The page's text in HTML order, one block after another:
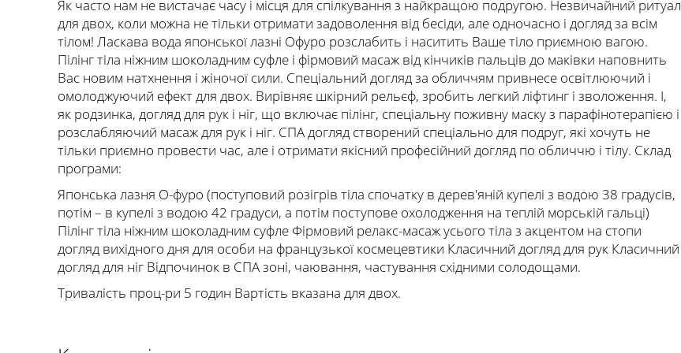
Як часто нам не вистачає часу і місця для спілкування з найкращою подругою. Незвичайний ритуал
для двох, коли можна не тільки отримати задоволення від бесіди, але одночасно і догляд за всім
тілом! Ласкава вода японської лазні Офуро розслабить і наситить Ваше тіло приємною вагою.
Пілінг тіла ніжним шоколадним суфле і фірмовий масаж від кінчиків пальців до маківки наповнить
Вас новим натхнення і жіночої сили. Спеціальний догляд за обличчям привнесе освітлюючий і
омолоджуючий ефект для двох. Вирівняє шкірний рельєф, зробить легкий ліфтинг і зволоження. І,
як родзинка, догляд для рук і ніг, що включає пілінг, спеціальну поживну маску з парафінотерапією і
розслабляючий масаж для рук і ніг. СПА догляд створений спеціально для подруг, які хочуть не
тільки приємно провести час, але і отримати якісний професійний догляд по обличчю і тілу. Склад
програми:
Японська лазня О-фуро (поступовий розігрів тіла спочатку в дерев'яній купелі з водою 38 градусів,
потім – в купелі з водою 42 градуси, а потім поступове охолодження на теплій морській гальці)
Пілінг тіла ніжним шоколадним суфле Фірмовий релакс-масаж усього тіла з акцентом на стопи
догляд вихідного дня для особи на французької космецевтики Класичний догляд для рук Класичний
догляд для ніг Відпочинок в СПА зоні, чаювання, частування східними солодощами.
Тривалість проц-ри 5 годин Вартість вказана для двох.